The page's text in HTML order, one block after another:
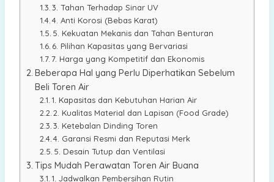
3. Tahan Terhadap Sinar UV
4. Anti Korosi (Bebas Karat)
5. Kekuatan Mekanis dan Tahan Benturan
6. Pilihan Kapasitas yang Bervariasi
7. Harga yang Kompetitif dan Ekonomis
Beberapa Hal yang Perlu Diperhatikan Sebelum
Beli Toren Air
1. Kapasitas dan Kebutuhan Harian Air
2. Kualitas Material dan Lapisan (Food Grade)
3. Ketebalan Dinding Toren
4. Garansi Resmi dan Reputasi Merk
5. Desain Tutup dan Ventilasi
Tips Mudah Perawatan Toren Air Buana
1. Jadwalkan Pembersihan Rutin